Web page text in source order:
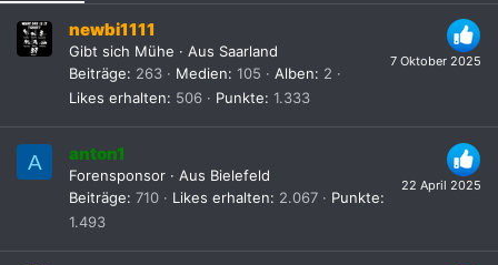
7 Oktober 2025
newbi1111
Gibt sich Mühe · Aus Saarland
Beiträge
263 Medien 105 Alben
2
Likes erhalten
506 Punkte 1.333
A
22 April 2025
anton1
Forensponsor · Aus Bielefeld
Beiträge 710 Likes erhalten 2.067
Punkte
1.493